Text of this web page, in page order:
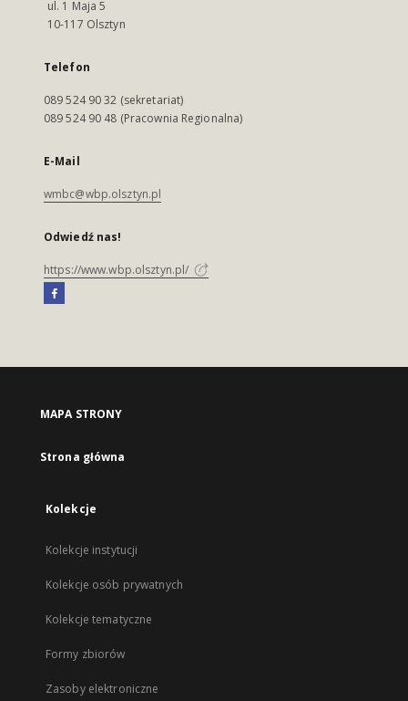
ul. 1 Maja 5
10-117 Olsztyn
Telefon
089 524 90 32 (sekretariat)
089 524 90 48 (Pracownia Regionalna)
E-Mail
wmbc@wbp.olsztyn.pl
Odwiedź nas!
https://www.wbp.olsztyn.pl/
MAPA STRONY
Strona główna
Kolekcje
Kolekcje instytucji
Kolekcje osób prywatnych
Kolekcje tematyczne
Formy zbiorów
Zasoby elektroniczne